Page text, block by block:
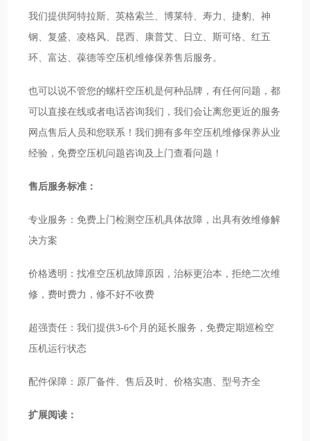
我们提供阿特拉斯、英格索兰、博莱特、寿力、捷豹、神
钢、复盛、凌格风、昆西、康普艾、日立、斯可络、红五
环、富达、葆德等空压机维修保养售后服务。
也可以说不管您的螺杆空压机是何种品牌，有任何问题，都
可以直接在线或者电话咨询我们，我们会让离您更近的服务
网点售后人员和您联系！我们拥有多年空压机维修保养从业
经验，免费空压机问题咨询及上门查看问题！
售后服务标准：
专业服务：免费上门检测空压机具体故障，出具有效维修解
决方案
价格透明：找准空压机故障原因，治标更治本，拒绝二次维
修，费时费力，修不好不收费
超强责任：我们提供3-6个月的延长服务，免费定期巡检空
压机运行状态
配件保障：原厂备件、售后及时、价格实惠、型号齐全
扩展阅读：